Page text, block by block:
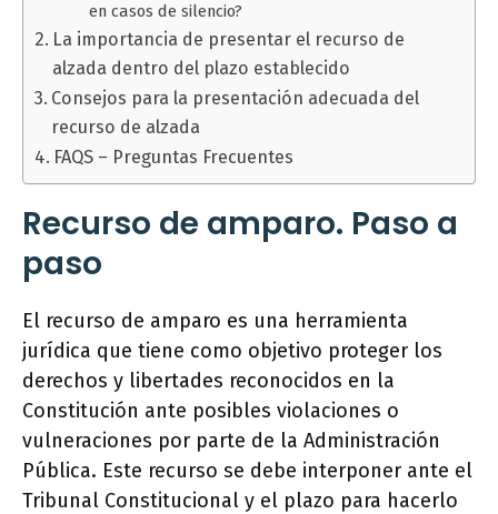
en casos de silencio?
La importancia de presentar el recurso de
alzada dentro del plazo establecido
Consejos para la presentación adecuada del
recurso de alzada
FAQS – Preguntas Frecuentes
Recurso de amparo. Paso a
paso
El recurso de amparo es una herramienta
jurídica que tiene como objetivo proteger los
derechos y libertades reconocidos en la
Constitución ante posibles violaciones o
vulneraciones por parte de la Administración
Pública. Este recurso se debe interponer ante el
Tribunal Constitucional y el plazo para hacerlo